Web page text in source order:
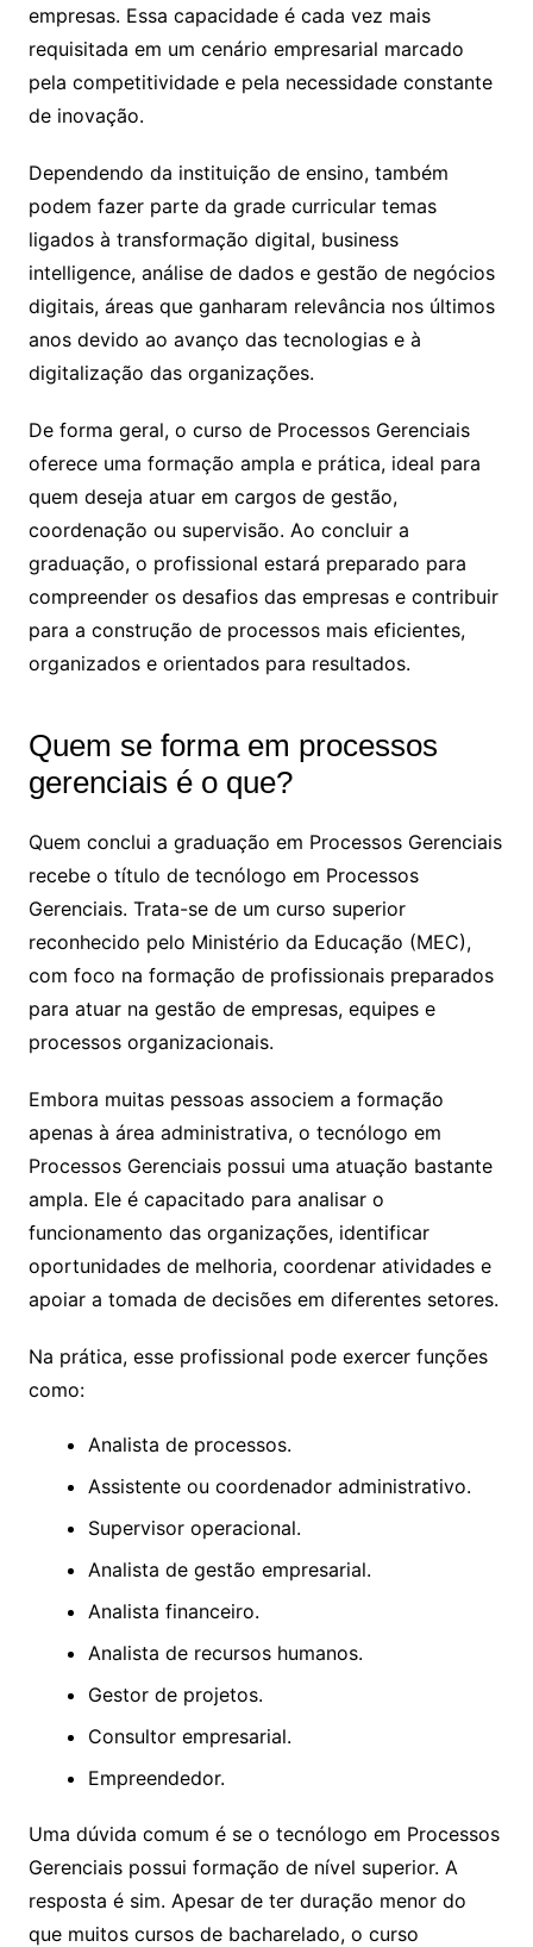
empresas. Essa capacidade é cada vez mais
requisitada em um cenário empresarial marcado
pela competitividade e pela necessidade constante
de inovação.
Dependendo da instituição de ensino, também
podem fazer parte da grade curricular temas
ligados à transformação digital, business
intelligence, análise de dados e gestão de negócios
digitais, áreas que ganharam relevância nos últimos
anos devido ao avanço das tecnologias e à
digitalização das organizações.
De forma geral, o curso de Processos Gerenciais
oferece uma formação ampla e prática, ideal para
quem deseja atuar em cargos de gestão,
coordenação ou supervisão. Ao concluir a
graduação, o profissional estará preparado para
compreender os desafios das empresas e contribuir
para a construção de processos mais eficientes,
organizados e orientados para resultados.
Quem se forma em processos
gerenciais é o que​?
Quem conclui a graduação em Processos Gerenciais
recebe o título de tecnólogo em Processos
Gerenciais. Trata-se de um curso superior
reconhecido pelo Ministério da Educação (MEC),
com foco na formação de profissionais preparados
para atuar na gestão de empresas, equipes e
processos organizacionais.
Embora muitas pessoas associem a formação
apenas à área administrativa, o tecnólogo em
Processos Gerenciais possui uma atuação bastante
ampla. Ele é capacitado para analisar o
funcionamento das organizações, identificar
oportunidades de melhoria, coordenar atividades e
apoiar a tomada de decisões em diferentes setores.
Na prática, esse profissional pode exercer funções
como:
Analista de processos.
Assistente ou coordenador administrativo.
Supervisor operacional.
Analista de gestão empresarial.
Analista financeiro.
Analista de recursos humanos.
Gestor de projetos.
Consultor empresarial.
Empreendedor.
Uma dúvida comum é se o tecnólogo em Processos
Gerenciais possui formação de nível superior. A
resposta é sim. Apesar de ter duração menor do
que muitos cursos de bacharelado, o curso